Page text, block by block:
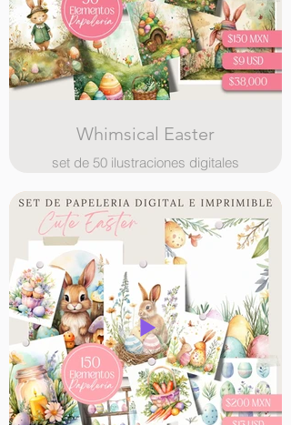
Whimsical Easter
set de 50 ilustraciones digitales